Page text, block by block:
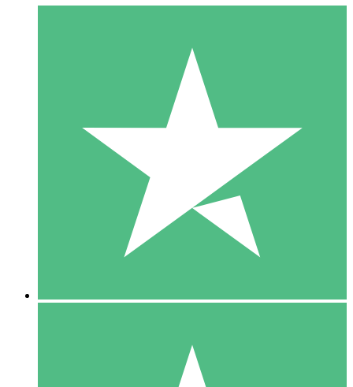
Individuele Creditpakketten
Betaal per gebruik met downloadtegoeden. Geen maandelijkse
1000
10 Downloaden
20 00